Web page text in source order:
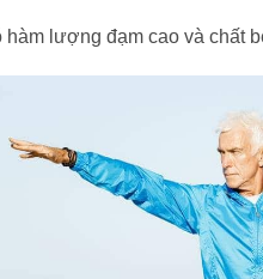
lượng đạm cao và chất